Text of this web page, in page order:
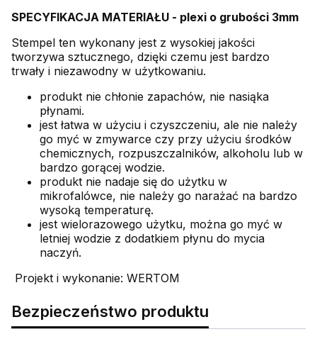
SPECYFIKACJA MATERIAŁU - plexi o grubości 3mm
Stempel ten wykonany jest z wysokiej jakości
tworzywa sztucznego, dzięki czemu jest bardzo
trwały i niezawodny w użytkowaniu.
produkt nie chłonie zapachów, nie nasiąka
płynami.
jest łatwa w użyciu i czyszczeniu, ale nie należy
go myć w zmywarce czy przy użyciu środków
chemicznych, rozpuszczalników, alkoholu lub w
bardzo gorącej wodzie.
produkt nie nadaje się do użytku w
mikrofalówce, nie należy go narażać na bardzo
wysoką temperaturę.
jest wielorazowego użytku, można go myć w
letniej wodzie z dodatkiem płynu do mycia
naczyń.
Projekt i wykonanie: WERTOM
Bezpieczeństwo produktu